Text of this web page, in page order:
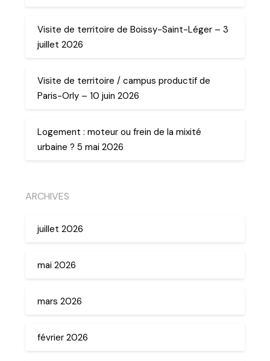
Visite de territoire de Boissy-Saint-Léger – 3
juillet 2026
Visite de territoire / campus productif de
Paris-Orly – 10 juin 2026
Logement : moteur ou frein de la mixité
urbaine ? 5 mai 2026
ARCHIVES
juillet 2026
mai 2026
mars 2026
février 2026